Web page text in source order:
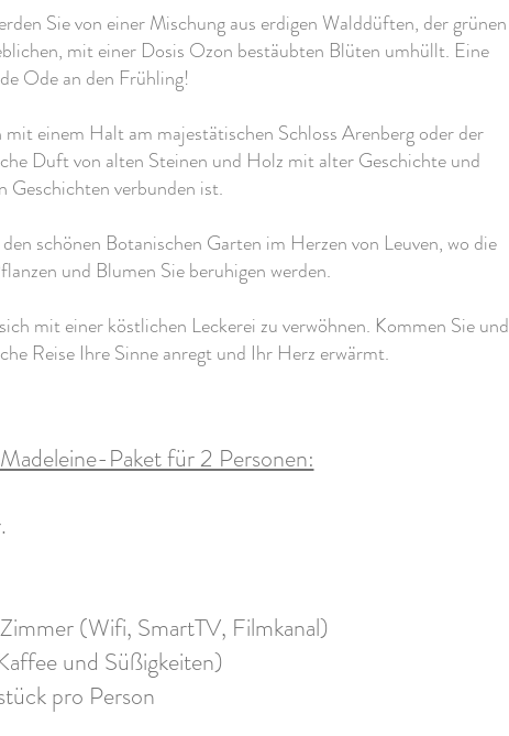
Sie von einer Mischung aus erdigen Walddüften, der grünen
mit einer Dosis Ozon bestäubten Blüten umhüllt. Eine
Ode an den Frühling!
einem Halt am majestätischen Schloss Arenberg oder der
Duft von alten Steinen und Holz mit alter Geschichte und
Geschichten verbunden ist.
schönen Botanischen Garten im Herzen von Leuven, wo die
und Blumen Sie beruhigen werden.
mit einer köstlichen Leckerei zu verwöhnen. Kommen Sie und
Reise Ihre Sinne anregt und Ihr Herz erwärmt.
Paket für 2 Personen:
(Wifi, SmartTV, Filmkanal)
und Süßigkeiten)
pro Person